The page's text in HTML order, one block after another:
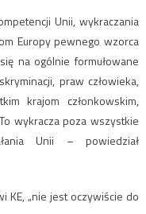
Unii, wykraczania
Europy pewnego wzorca
na ogólnie formułowane
praw człowieka,
krajom członkowskim,
wykracza poza wszystkie
Unii – powiedział
KE, „nie jest oczywiście do